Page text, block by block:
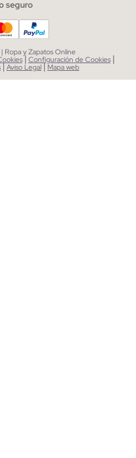
seguro
Ropa y Zapatos Online
| Configuración de Cookies |
|Aviso Legal| Mapa web